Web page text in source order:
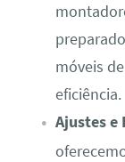
móveis
eficiência.
Ajustes e